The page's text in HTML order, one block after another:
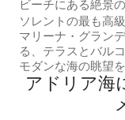
ビーチにある絶景
ム
ソレントの最も高
マリーナ・グラン
る、テラスとバル
モダンな海の眺望
アパートです。ご
プに最適なこのビ
最大5名様が快適
アドリア海